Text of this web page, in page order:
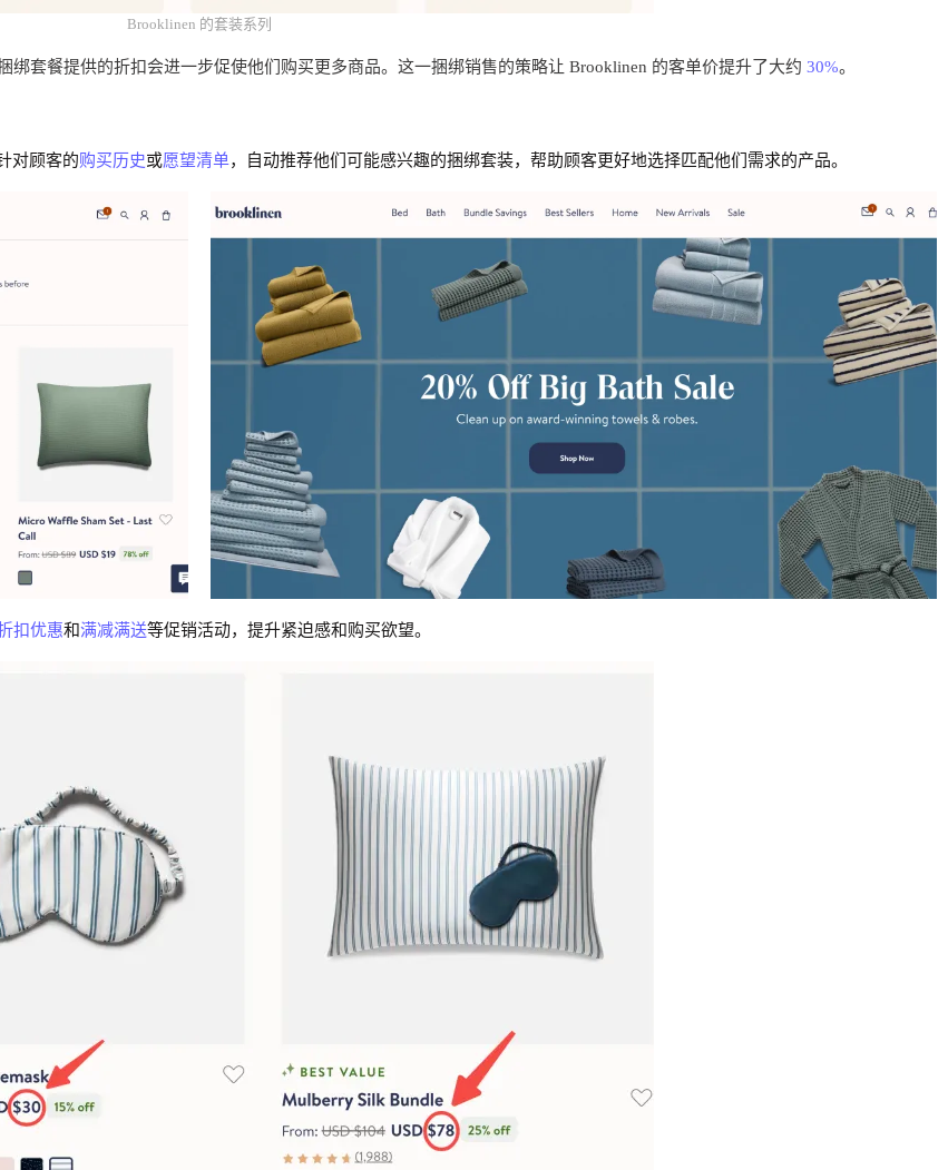
Brooklinen 的套装系列
套餐提供的折扣会进一步促使他们购买更多商品。这一捆绑销售的策略让 Brooklinen 的客单价提升了大约 30%。
对顾客的购买历史或愿望清单，自动推荐他们可能感兴趣的捆绑套装，帮助顾客更好地选择匹配他们需求的产品。
扣优惠和满减满送等促销活动，提升紧迫感和购买欲望。